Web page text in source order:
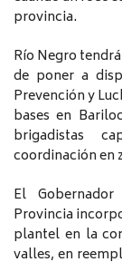
provincia.
Río Negro
de poner a
Prevención y
bases en
brigadistas
coordinación en
El
Provincia
plantel en la
valles, en